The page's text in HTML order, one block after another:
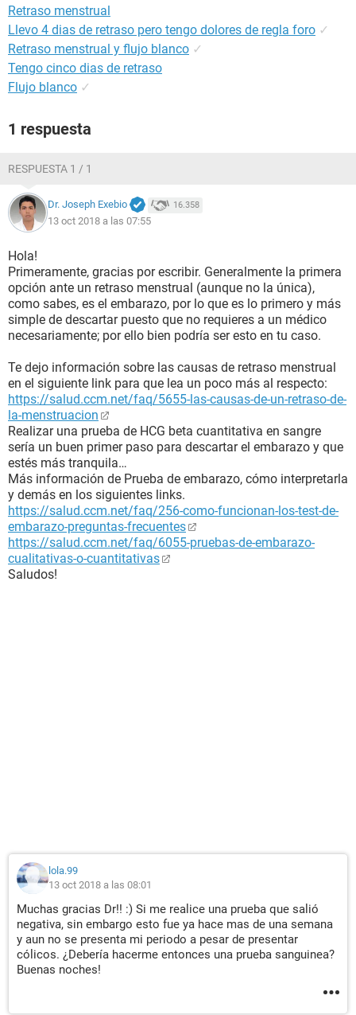
Retraso menstrual
Llevo 4 dias de retraso pero tengo dolores de regla foro ✓
Retraso menstrual y flujo blanco ✓
Tengo cinco dias de retraso
Flujo blanco ✓
1 respuesta
RESPUESTA 1 / 1
Dr. Joseph Exebio 16.358
13 oct 2018 a las 07:55
Hola!
Primeramente, gracias por escribir. Generalmente la primera
opción ante un retraso menstrual (aunque no la única),
como sabes, es el embarazo, por lo que es lo primero y más
simple de descartar puesto que no requieres a un médico
necesariamente; por ello bien podría ser esto en tu caso.
Te dejo información sobre las causas de retraso menstrual
en el siguiente link para que lea un poco más al respecto:
https://salud.ccm.net/faq/5655-las-causas-de-un-retraso-de-
la-menstruacion
Realizar una prueba de HCG beta cuantitativa en sangre
sería un buen primer paso para descartar el embarazo y que
estés más tranquila…
Más información de Prueba de embarazo, cómo interpretarla
y demás en los siguientes links.
https://salud.ccm.net/faq/256-como-funcionan-los-test-de-
embarazo-preguntas-frecuentes
https://salud.ccm.net/faq/6055-pruebas-de-embarazo-
cualitativas-o-cuantitativas
Saludos!
lola.99
13 oct 2018 a las 08:01
Muchas gracias Dr!! :) Si me realice una prueba que salió
negativa, sin embargo esto fue ya hace mas de una semana
y aun no se presenta mi periodo a pesar de presentar
cólicos. ¿Debería hacerme entonces una prueba sanguinea?
Buenas noches!